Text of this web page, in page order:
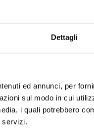
Dettagli
ed annunci, per
sul modo in cui
i quali potrebbero
servizi.
PROFESSIONISTI NELLA